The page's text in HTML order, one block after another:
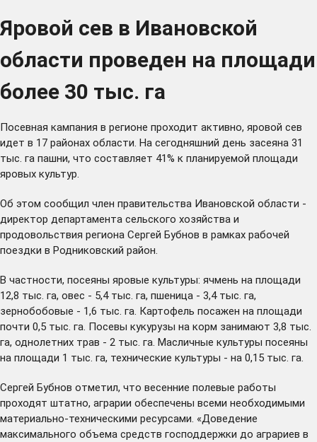
Яровой сев в Ивановской
области проведен на площади
более 30 тыс. га
Посевная кампания в регионе проходит активно, яровой сев
идет в 17 районах области. На сегодняшний день засеяна 31
тыс. га пашни, что составляет 41% к планируемой площади
яровых культур.
Об этом сообщил член правительства Ивановской области -
директор департамента сельского хозяйства и
продовольствия региона Сергей Бубнов в рамках рабочей
поездки в Родниковский район.
В частности, посеяны яровые культуры: ячмень на площади
12,8 тыс. га, овес - 5,4 тыс. га, пшеница - 3,4 тыс. га,
зернобобовые - 1,6 тыс. га. Картофель посажен на площади
почти 0,5 тыс. га. Посевы кукурузы на корм занимают 3,8 тыс.
га, однолетних трав - 2 тыс. га. Масличные культуры посеяны
на площади 1 тыс. га, технические культуры - на 0,15 тыс. га.
Сергей Бубнов отметил, что весенние полевые работы
проходят штатно, аграрии обеспечены всеми необходимыми
материально-техническими ресурсами. «Доведение
максимального объема средств господдержки до аграриев в